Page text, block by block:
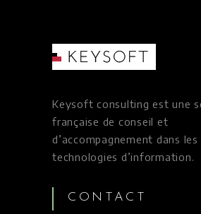
Keysoft consulting est une
française de conseil et
d’accompagnement dans les
technologies d’information.
CONTACT